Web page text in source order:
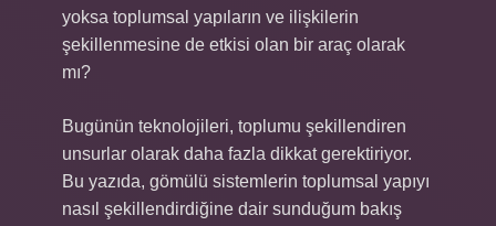
yoksa toplumsal yapıların ve ilişkilerin
şekillenmesine de etkisi olan bir araç olarak
mı?
Bugünün teknolojileri, toplumu şekillendiren
unsurlar olarak daha fazla dikkat gerektiriyor.
Bu yazıda, gömülü sistemlerin toplumsal yapıyı
nasıl şekillendirdiğine dair sunduğum bakış